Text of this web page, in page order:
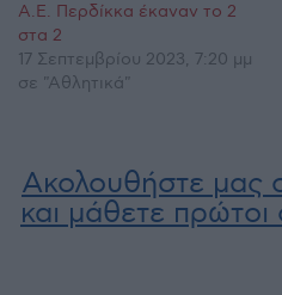
Α.Ε. Περδίκκα έκαναν το 2
στα 2
17 Σεπτεμβρίου 2023, 7:20 μμ
σε "Αθλητικά"
Ακολουθήστε μας
και μάθετε πρώτοι